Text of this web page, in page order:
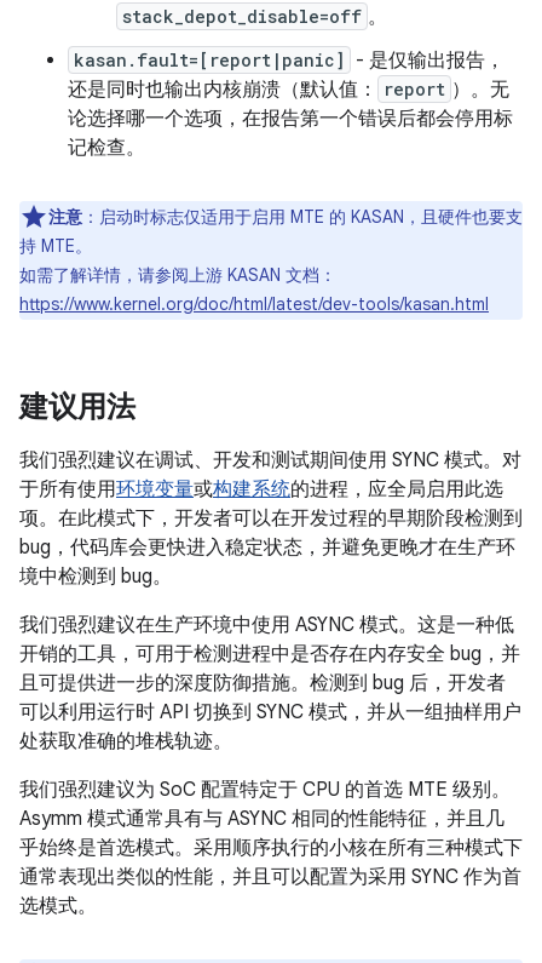
stack_depot_disable=off 。
kasan.fault=[report|panic]
- 是仅输出报告，
还是同时也输出内核崩溃（默认值：
report ）。无
论选择哪一个选项，在报告第一个错误后都会停用标
记检查。
注意 ：启动时标志仅适用于启用 MTE 的 KASAN，且硬件也要支
持 MTE。
如需了解详情，请参阅上游 KASAN 文档：
https://www.kernel.org/doc/html/latest/dev-tools/kasan.html
建议用法
我们强烈建议在调试、开发和测试期间使用 SYNC 模式。对
于所有使用环境变量或构建系统的进程，应全局启用此选
项。在此模式下，开发者可以在开发过程的早期阶段检测到
bug，代码库会更快进入稳定状态，并避免更晚才在生产环
境中检测到 bug。
我们强烈建议在生产环境中使用 ASYNC 模式。这是一种低
开销的工具，可用于检测进程中是否存在内存安全 bug，并
且可提供进一步的深度防御措施。检测到 bug 后，开发者
可以利用运行时 API 切换到 SYNC 模式，并从一组抽样用户
处获取准确的堆栈轨迹。
我们强烈建议为 SoC 配置特定于 CPU 的首选 MTE 级别。
Asymm 模式通常具有与 ASYNC 相同的性能特征，并且几
乎始终是首选模式。采用顺序执行的小核在所有三种模式下
通常表现出类似的性能，并且可以配置为采用 SYNC 作为首
选模式。